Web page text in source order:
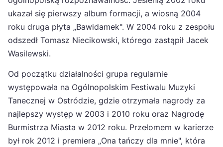
ukazał się pierwszy album formacji, a wiosną 2004
roku druga płyta „Bawidamek". W 2004 roku z zespołu
odszedł Tomasz Niecikowski, którego zastąpił Jacek
Wasilewski.
Od początku działalności grupa regularnie
występowała na Ogólnopolskim Festiwalu Muzyki
Tanecznej w Ostródzie, gdzie otrzymała nagrody za
najlepszy występ w 2003 i 2010 roku oraz Nagrodę
Burmistrza Miasta w 2012 roku. Przełomem w karierze
był rok 2012 i premiera „Ona tańczy dla mnie", która